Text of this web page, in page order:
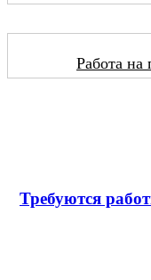
Работа на
Требуются